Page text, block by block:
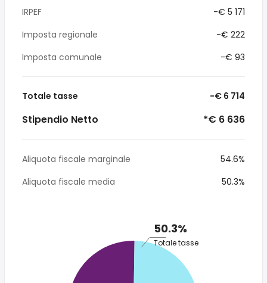
IRPEF
-€ 5 171
Imposta regionale
-€ 222
Imposta comunale
-€ 93
Totale tasse -€ 6 714
Stipendio Netto *€ 6 636
Aliquota fiscale marginale
54.6%
Aliquota fiscale media
50.3%
50.3%
Totale tasse